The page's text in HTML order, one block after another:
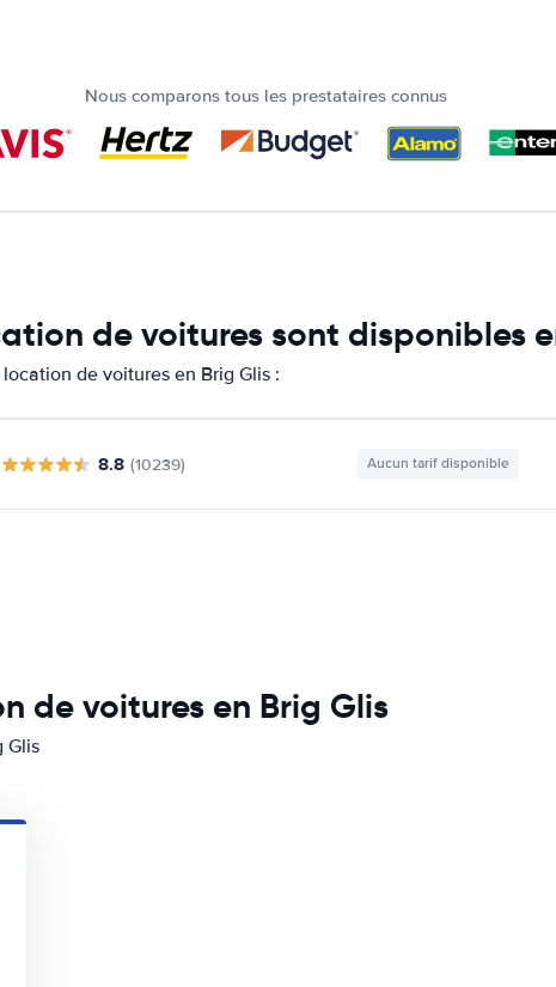
Nous comparons tous les prestataires connus
de voitures sont disponibles
de voitures en Brig Glis :
8.8 (10239) Aucun tarif disponible
de voitures en Brig Glis
Glis